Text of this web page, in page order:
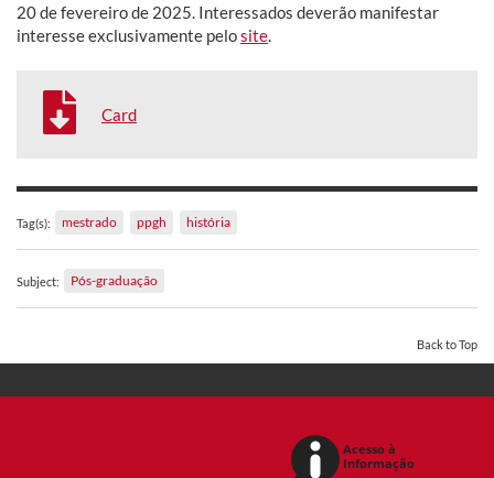
20 de fevereiro de 2025. Interessados deverão manifestar
interesse exclusivamente pelosite
Card
Tag(s): mestrado ppgh história
Subject: Pós-graduação
Back to Top